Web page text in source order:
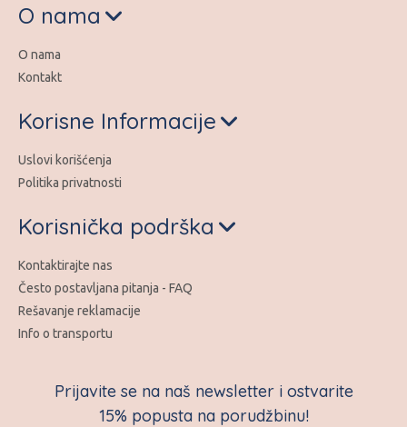
Prijavite se na naš newsletter i ostvarite
15% popusta na porudžbinu!
O nama
O nama
Kontakt
Korisne Informacije
Uslovi korišćenja
Politika privatnosti
Korisnička podrška
Kontaktirajte nas
Često postavljana pitanja - FAQ
Rešavanje reklamacije
Info o transportu